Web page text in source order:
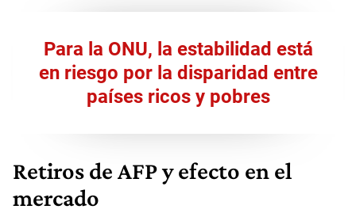
Para la ONU, la estabilidad está
en riesgo por la disparidad entre
países ricos y pobres
Retiros de AFP y efecto en el
mercado